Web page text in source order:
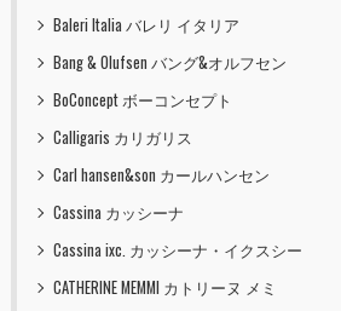
Baleri Italia バレリ イタリア
Bang & Olufsen バング&オルフセン
BoConcept ボーコンセプト
Calligaris カリガリス
Carl hansen&son カールハンセン
Cassina カッシーナ
Cassina ixc. カッシーナ・イクスシー
CATHERINE MEMMI カトリーヌ メミ